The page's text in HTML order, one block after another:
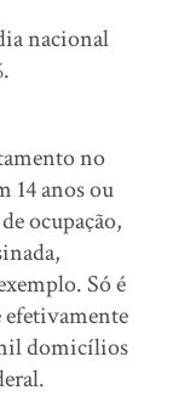
nacional
no
14 anos ou
ocupação,
Só é
efetivamente
domicílios